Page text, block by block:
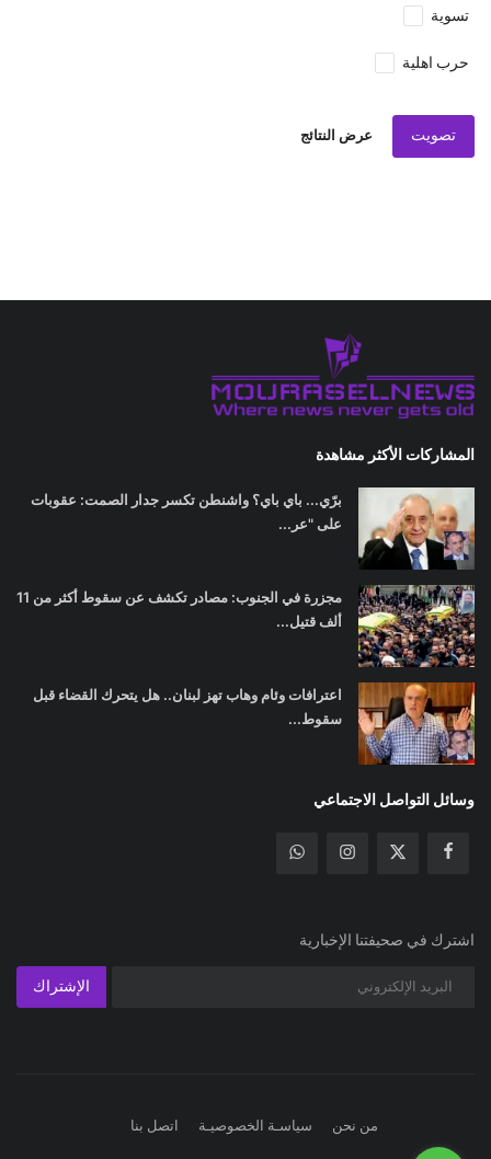
تسوية
حرب اهلية
تصويت عرض النتائج
المشاركات الأكثر مشاهدة
برّي... باي باي؟ واشنطن تكسر جدار الصمت: عقوبات
على "عر...
مجزرة في الجنوب: مصادر تكشف عن سقوط أكثر من 11
ألف قتيل...
اعترافات وئام وهاب تهز لبنان.. هل يتحرك القضاء قبل
سقوط...
وسائل التواصل الاجتماعي
اشترك في صحيفتنا الإخبارية
الإشتراك
من نحن سياسـة الخصوصيـة اتصل بنا